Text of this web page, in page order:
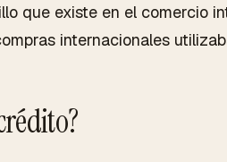
que existe en el comercio
internacionales